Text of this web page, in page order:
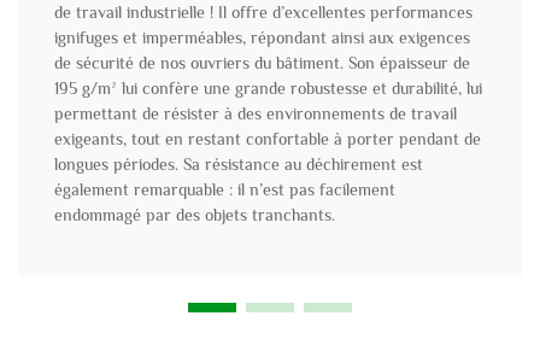
de travail industrielle ! Il offre d’excellentes performances
ignifuges et imperméables, répondant ainsi aux exigences
de sécurité de nos ouvriers du bâtiment. Son épaisseur de
195 g/m² lui confère une grande robustesse et durabilité, lui
permettant de résister à des environnements de travail
exigeants, tout en restant confortable à porter pendant de
longues périodes. Sa résistance au déchirement est
également remarquable : il n’est pas facilement
endommagé par des objets tranchants.